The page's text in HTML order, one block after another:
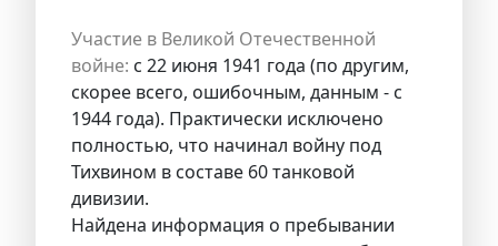
Участие в Великой Отечественной
войне: с 22 июня 1941 года (по другим,
скорее всего, ошибочным, данным - с
1944 года). Практически исключено
полностью, что начинал войну под
Тихвином в составе 60 танковой
дивизии.
Найдена информация о пребывании